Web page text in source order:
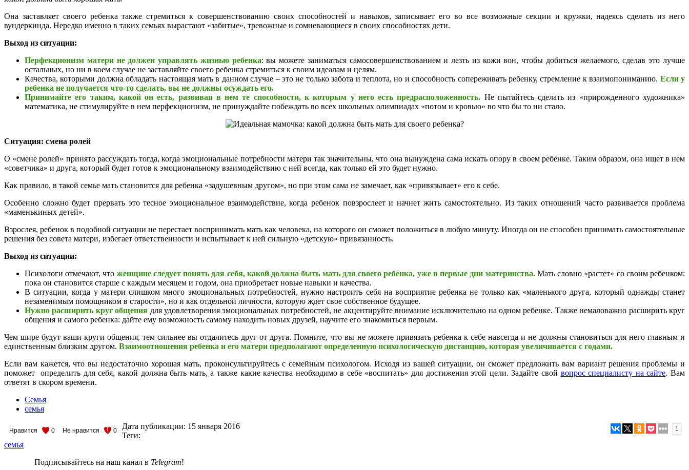
Она заставляет своего ребенка также стремиться к совершенствованию своих способностей и навыков, записывает его во все возможные секции и кружки, надеясь сделать из него
вундеркинда. Нередко именно в таких семьях вырастают «забитые», тревожные и сомневающиеся в своих способностях дети.
Выход из ситуации:
Перфекционизм матери не должен управлять жизнью ребенка: вы можете заниматься самосовершенствованием и лезть из кожи вон, чтобы добиться желаемого, сделав это лучше
остальных, но ни в коем случае не заставляйте своего ребенка стремиться к своим идеалам и целям.
Качества, которыми должна обладать настоящая мать в данном случае – это не только забота и теплота, но и способность сопереживать ребенку, стремление к взаимопониманию. Если у
ребенка не получается что-то сделать, вы не должны осуждать его.
Принимайте его таким, какой он есть, развивая в нем те способности, к которым у него есть предрасположенность. Не пытайтесь сделать из «прирожденного художника»
математика, не стимулируйте в нем перфекционизм, не принуждайте побеждать во всех школьных олимпиадах «потом и кровью» во что бы то ни стало.
Ситуация: смена ролей
О «смене ролей» принято рассуждать тогда, когда эмоциональные потребности матери так значительны, что она вынуждена сама искать опору в своем ребенке. Таким образом, она ищет в нем
«советчика» и друга, который будет готов к эмоциональному взаимодействию с ней всегда, как только ей это будет нужно.
Как правило, в такой семье мать становится для ребенка «задушевным другом», но при этом сама не замечает, как «привязывает» его к себе.
Особенно сложно будет прервать это тесное эмоциональное взаимодействие, когда ребенок повзрослеет и начнет жить самостоятельно. Из таких отношений часто развивается проблема
«маменькиных детей».
Взрослея, ребенок в подобной ситуации не перестает воспринимать мать как человека, на которого он сможет положиться в любую минуту. Иногда он не способен принимать самостоятельные
решения без совета матери, избегает ответственности и испытывает к ней сильную «детскую» привязанность.
Выход из ситуации:
Психологи отмечают, что женщине следует понять для себя, какой должна быть мать для своего ребенка, уже в первые дни материнства.Мать словно «растет» со своим ребенком:
пока он становится старше с каждым месяцем и годом, она приобретает новые навыки и качества.
В ситуации, когда у матери слишком много эмоциональных потребностей, нужно настроить себя на восприятие ребенка не только как «маленького друга, который однажды станет
незаменимым помощником в старости», но и как отдельной личности, которую ждет свое собственное будущее.
Нужно расширить круг общения для удовлетворения эмоциональных потребностей, не акцентируйте внимание исключительно на одном ребенке. Также немаловажно расширить круг
общения и самого ребенка: дайте ему возможность самому находить новых друзей, научите его знакомиться первым.
Чем шире будут ваши круги общения, тем сильнее вы отдалитесь друг от друга. Помните, что вы не можете привязать ребенка к себе навсегда и не должны становиться для него главным и
единственным близким другом. Взаимоотношения ребенка и его матери предполагают определенную психологическую дистанцию, которая увеличивается с годами.
Если вам кажется, что вы недостаточно хорошая мать, проконсультируйтесь с семейным психологом. Исходя из вашей ситуации, он сможет предложить вам вариант решения проблемы и
поможет определить для себя, какой должна быть мать, а также какие качества необходимо в себе «воспитать» для достижения этой цели. Задайте свой вопрос специалисту на сайте. Вам
ответят в скором времени.
Семья
семья
Нравится 0 Не нравится 0 1
Дата публикации: 15 января 2016
Теги:
семья
Подписывайтесь на наш канал в Telegram!